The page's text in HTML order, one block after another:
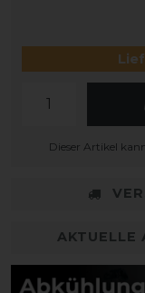
Dieser Artikel
AKTUELLE